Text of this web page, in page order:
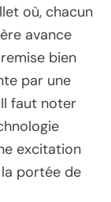
où, chacun
avance
bien
par une
faut noter
excitation
portée de